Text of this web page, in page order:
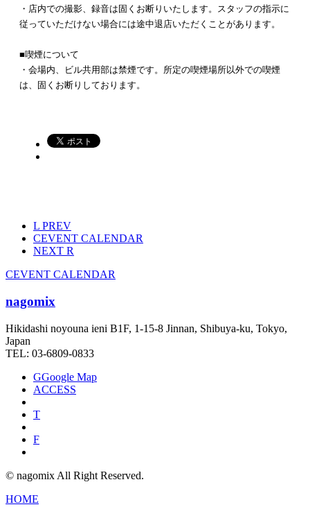
・店内での撮影、録音は固くお断りいたします。スタッフの指示に
従っていただけない場合には途中退店いただくことがあります。
■喫煙について
・会場内、ビル共用部は禁煙です。所定の喫煙場所以外での喫煙
は、固くお断りしております。
L PREV
CEVENT CALENDAR
NEXT R
CEVENT CALENDAR
nagomix
Hikidashi noyouna ieni B1F, 1-15-8 Jinnan, Shibuya-ku, Tokyo,
Japan
TEL: 03-6809-0833
GGoogle Map
ACCESS
T
F
© nagomix All Right Reserved.
HOME